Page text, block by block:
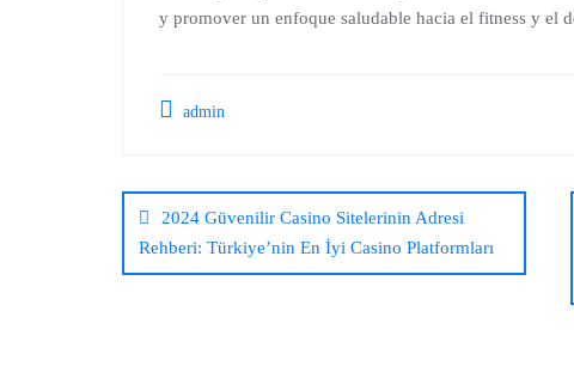
y promover un enfoque saludable hacia el fitness y el
admin
2024 Güvenilir Casino Sitelerinin Adresi
Rehberi: Türkiye’nin En İyi Casino Platformları